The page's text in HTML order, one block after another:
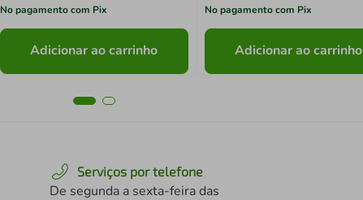
No pagamento com Pix
Adicionar ao carrinho
No pagamento com Pix
Adicionar ao carrinho
Serviços por telefone
De segunda a sexta-feira das